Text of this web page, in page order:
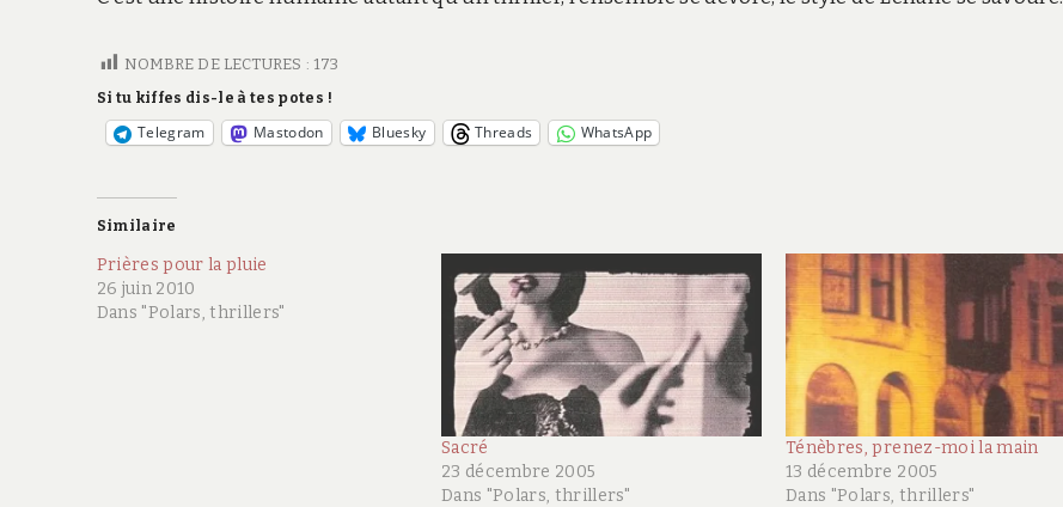
NOMBRE DE LECTURES : 173
Si tu kiffes dis-le à tes potes !
Telegram Mastodon Bluesky Threads WhatsApp
Similaire
Prières pour la pluie
26 juin 2010
Dans "Polars, thrillers"
Sacré
23 décembre 2005
Dans "Polars, thrillers"
Ténèbres, prenez-moi la main
13 décembre 2005
Dans "Polars, thrillers"